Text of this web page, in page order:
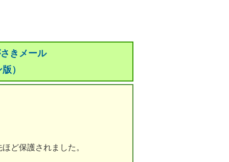
きメール
）
ど保護されました。